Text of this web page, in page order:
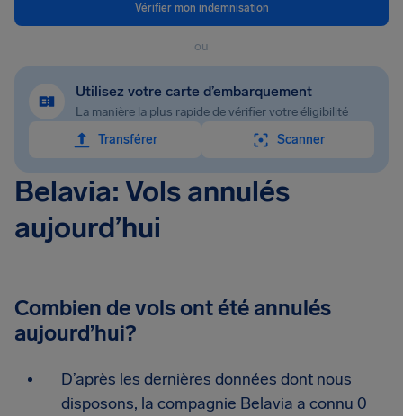
Vérifier mon indemnisation
ou
Utilisez votre carte d’embarquement
La manière la plus rapide de vérifier votre éligibilité
Transférer
Scanner
Belavia: Vols annulés
aujourd’hui
Combien de vols ont été annulés
aujourd’hui?
D’après les dernières données dont nous
disposons, la compagnie Belavia a connu 0